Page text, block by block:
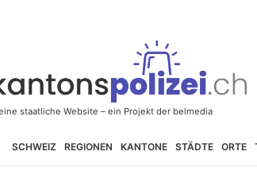
SCHWEIZ REGIONEN KANTONE STÄDTE ORTE